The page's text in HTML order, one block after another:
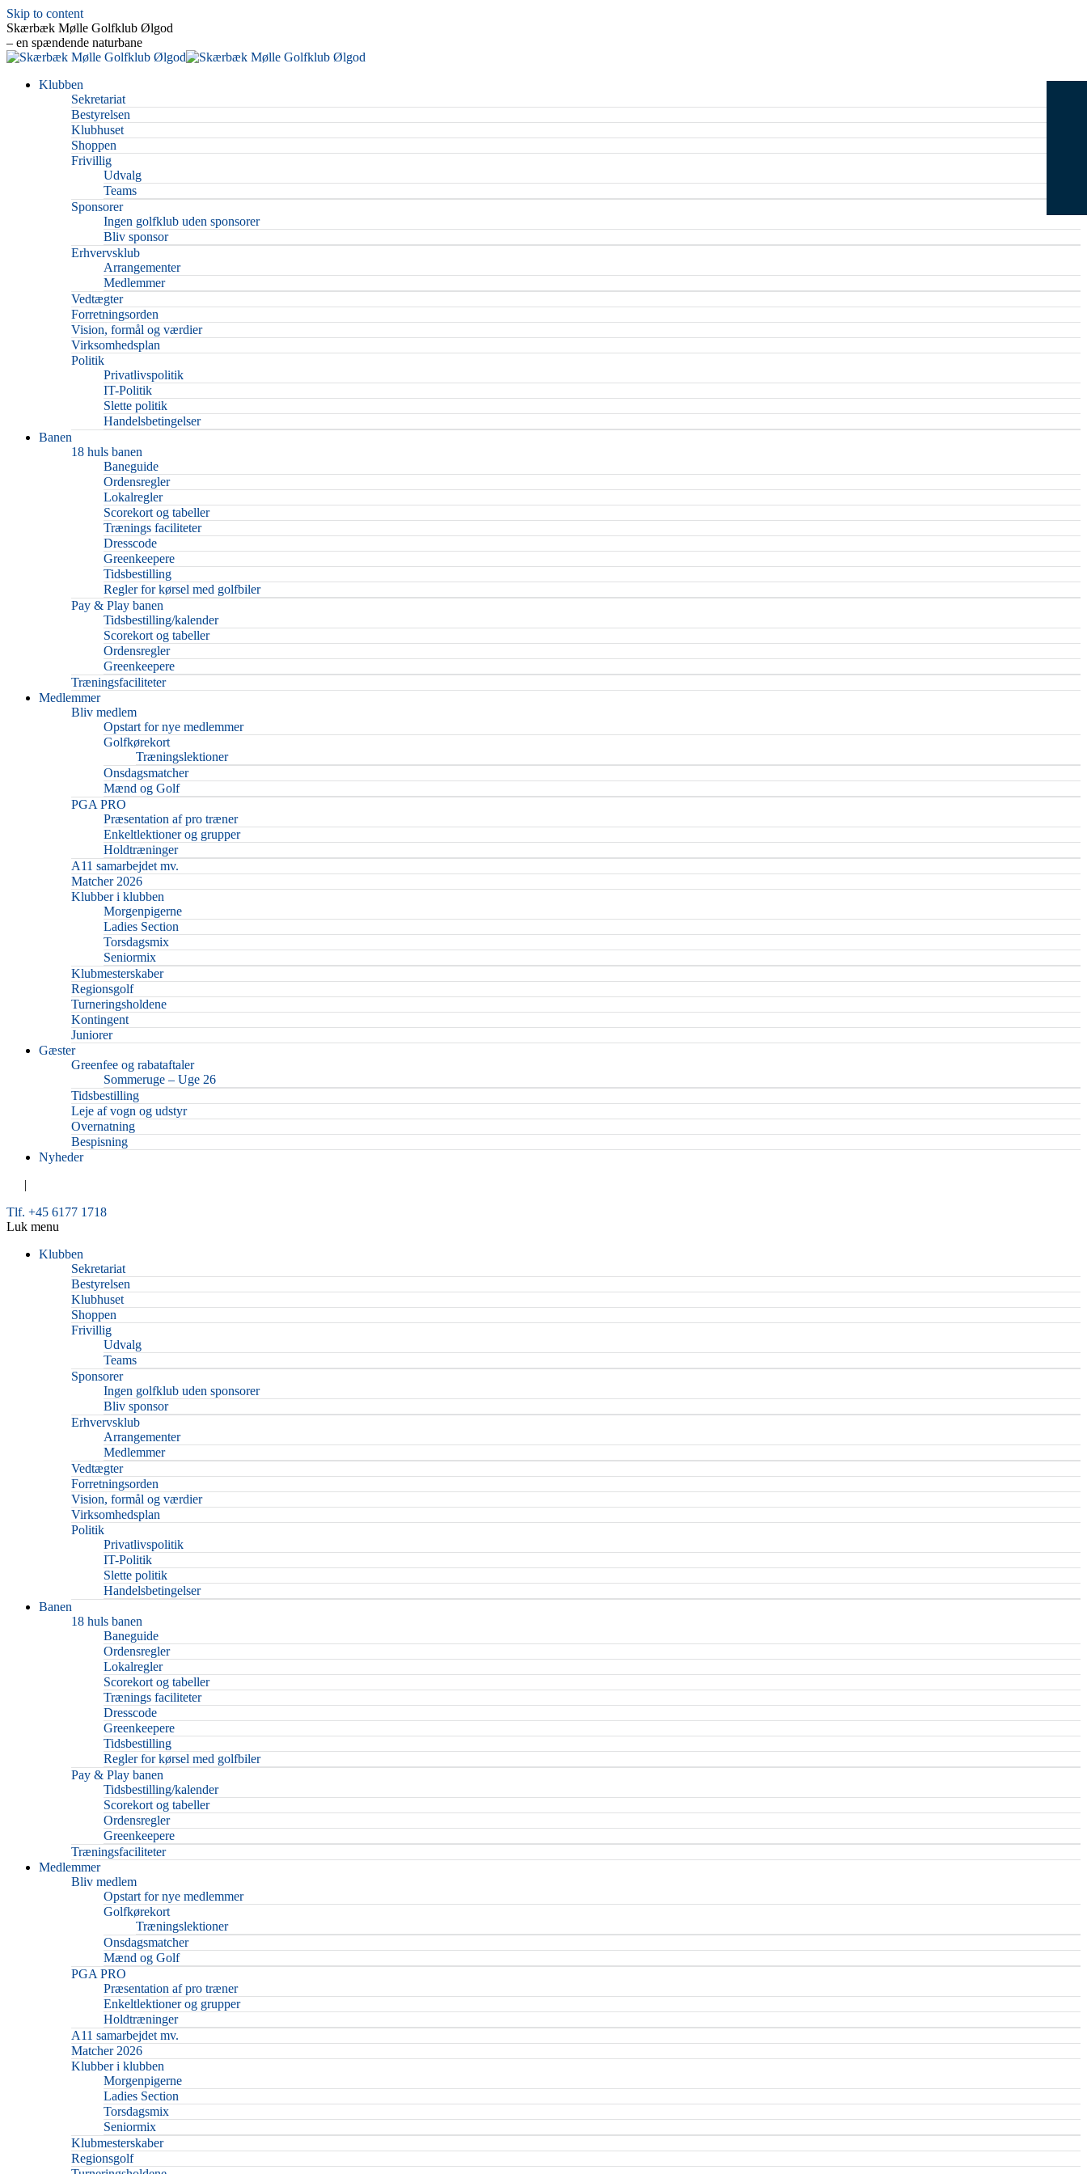
Skip to content
Skærbæk Mølle Golfklub Ølgod
– en spændende naturbane
Klubben
Sekretariat
Bestyrelsen
Klubhuset
Shoppen
Frivillig
Udvalg
Teams
Sponsorer
Ingen golfklub uden sponsorer
Bliv sponsor
Erhvervsklub
Arrangementer
Medlemmer
Vedtægter
Forretningsorden
Vision, formål og værdier
Virksomhedsplan
Politik
Privatlivspolitik
IT-Politik
Slette politik
Handelsbetingelser
Banen
18 huls banen
Baneguide
Ordensregler
Lokalregler
Scorekort og tabeller
Trænings faciliteter
Dresscode
Greenkeepere
Tidsbestilling
Regler for kørsel med golfbiler
Pay & Play banen
Tidsbestilling/kalender
Scorekort og tabeller
Ordensregler
Greenkeepere
Træningsfaciliteter
Medlemmer
Bliv medlem
Opstart for nye medlemmer
Golfkørekort
Træningslektioner
Onsdagsmatcher
Mænd og Golf
PGA PRO
Præsentation af pro træner
Enkeltlektioner og grupper
Holdtræninger
A11 samarbejdet mv.
Matcher 2026
Klubber i klubben
Morgenpigerne
Ladies Section
Torsdagsmix
Seniormix
Klubmesterskaber
Regionsgolf
Turneringsholdene
Kontingent
Juniorer
Gæster
Greenfee og rabataftaler
Sommeruge – Uge 26
Tidsbestilling
Leje af vogn og udstyr
Overnatning
Bespisning
Nyheder
|
Tlf. +45 6177 1718
Luk menu
Klubben
Sekretariat
Bestyrelsen
Klubhuset
Shoppen
Frivillig
Udvalg
Teams
Sponsorer
Ingen golfklub uden sponsorer
Bliv sponsor
Erhvervsklub
Arrangementer
Medlemmer
Vedtægter
Forretningsorden
Vision, formål og værdier
Virksomhedsplan
Politik
Privatlivspolitik
IT-Politik
Slette politik
Handelsbetingelser
Banen
18 huls banen
Baneguide
Ordensregler
Lokalregler
Scorekort og tabeller
Trænings faciliteter
Dresscode
Greenkeepere
Tidsbestilling
Regler for kørsel med golfbiler
Pay & Play banen
Tidsbestilling/kalender
Scorekort og tabeller
Ordensregler
Greenkeepere
Træningsfaciliteter
Medlemmer
Bliv medlem
Opstart for nye medlemmer
Golfkørekort
Træningslektioner
Onsdagsmatcher
Mænd og Golf
PGA PRO
Præsentation af pro træner
Enkeltlektioner og grupper
Holdtræninger
A11 samarbejdet mv.
Matcher 2026
Klubber i klubben
Morgenpigerne
Ladies Section
Torsdagsmix
Seniormix
Klubmesterskaber
Regionsgolf